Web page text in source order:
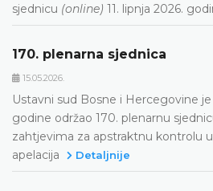
sjednicu (online) 11. lipnja 2026.
170. plenarna sjednica
15.05.2026.
Ustavni sud Bosne i Hercegovine je
godine održao 170. plenarnu
zahtjevima za apstraktnu kontrolu
apelacija
Detaljnije